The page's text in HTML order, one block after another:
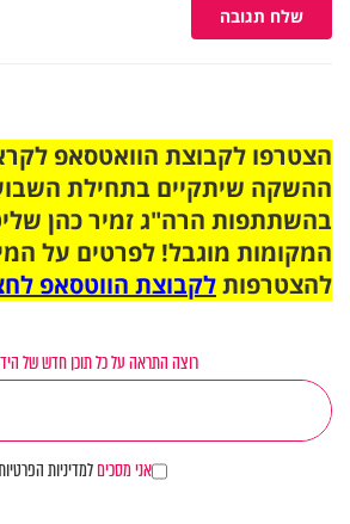
שלח תגובה
ההשקה שיתקיים בתחילת
בהשתתפות הרה"ג זמיר כהן
המקומות מוגבל! לפרטים על
להצטרפותלקבוצת הווטסאפ
רוצה התראה על כל תוכן חדש של
אני מסכיםלמדיניות